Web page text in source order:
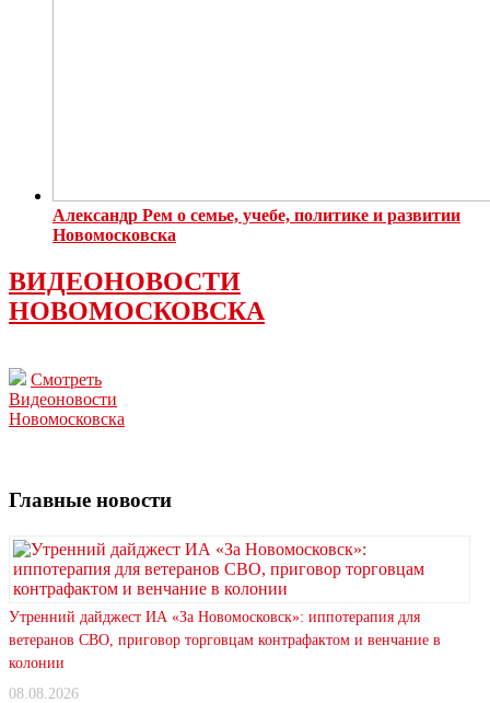
Александр Рем о семье, учебе, политике и развитии
Новомосковска
ВИДЕОНОВОСТИ
НОВОМОСКОВСКА
Смотреть
Видеоновости
Новомосковска
Главные новости
Утренний дайджест ИА «За Новомосковск»: иппотерапия для
ветеранов СВО, приговор торговцам контрафактом и венчание в
колонии
08.08.2026